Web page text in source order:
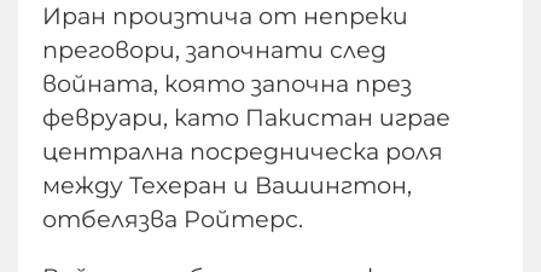
Иран произтича от непреки
преговори, започнати след
войната, която започна през
февруари, като Пакистан играе
централна посредническа роля
между Техеран и Вашингтон,
отбелязва Ройтерс.